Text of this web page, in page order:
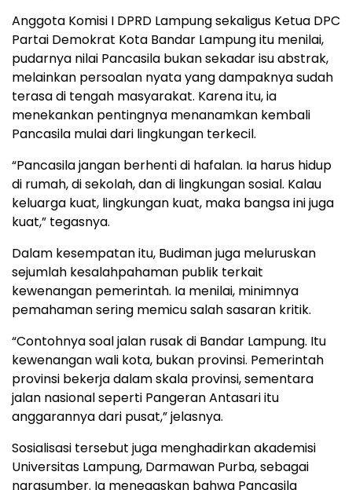
Anggota Komisi I DPRD Lampung sekaligus Ketua DPC
Partai Demokrat Kota Bandar Lampung itu menilai,
pudarnya nilai Pancasila bukan sekadar isu abstrak,
melainkan persoalan nyata yang dampaknya sudah
terasa di tengah masyarakat. Karena itu, ia
menekankan pentingnya menanamkan kembali
Pancasila mulai dari lingkungan terkecil.
“Pancasila jangan berhenti di hafalan. Ia harus hidup
di rumah, di sekolah, dan di lingkungan sosial. Kalau
keluarga kuat, lingkungan kuat, maka bangsa ini juga
kuat,” tegasnya.
Dalam kesempatan itu, Budiman juga meluruskan
sejumlah kesalahpahaman publik terkait
kewenangan pemerintah. Ia menilai, minimnya
pemahaman sering memicu salah sasaran kritik.
“Contohnya soal jalan rusak di Bandar Lampung. Itu
kewenangan wali kota, bukan provinsi. Pemerintah
provinsi bekerja dalam skala provinsi, sementara
jalan nasional seperti Pangeran Antasari itu
anggarannya dari pusat,” jelasnya.
Sosialisasi tersebut juga menghadirkan akademisi
Universitas Lampung, Darmawan Purba, sebagai
narasumber. Ia menegaskan bahwa Pancasila